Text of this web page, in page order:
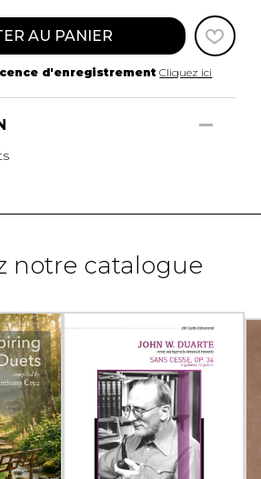
AU PANIER
d'enregistrement Cliquez ici
notre catalogue